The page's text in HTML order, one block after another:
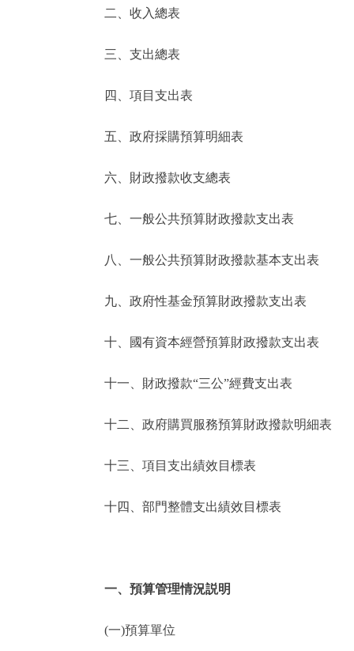
參與調查
走進北京
北京概況
綠色北京
ENGLISH
二、收入總表
三、支出總表
四、項目支出表
五、政府採購預算明細表
六、財政撥款收支總表
七、一般公共預算財政撥款支出表
八、一般公共預算財政撥款基本支出表
九、政府性基金預算財政撥款支出表
十、國有資本經營預算財政撥款支出表
十一、財政撥款“三公”經費支出表
十二、政府購買服務預算財政撥款明細表
十三、項目支出績效目標表
十四、部門整體支出績效目標表
一、預算管理情況説明
(一)預算單位